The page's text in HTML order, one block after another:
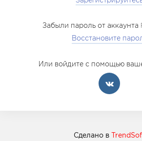
Забыли пароль от аккаунта
Восстановите
Или войдите с помощью
Сделано в